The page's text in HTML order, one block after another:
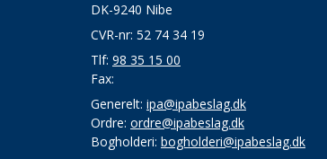
DK-9240 Nibe
CVR-nr: 52 74 34 19
Tlf: 98 35 15 00
Fax:
Generelt: ipa@ipabeslag.dk
Ordre: ordre@ipabeslag.dk
Bogholderi: bogholderi@ipabeslag.dk